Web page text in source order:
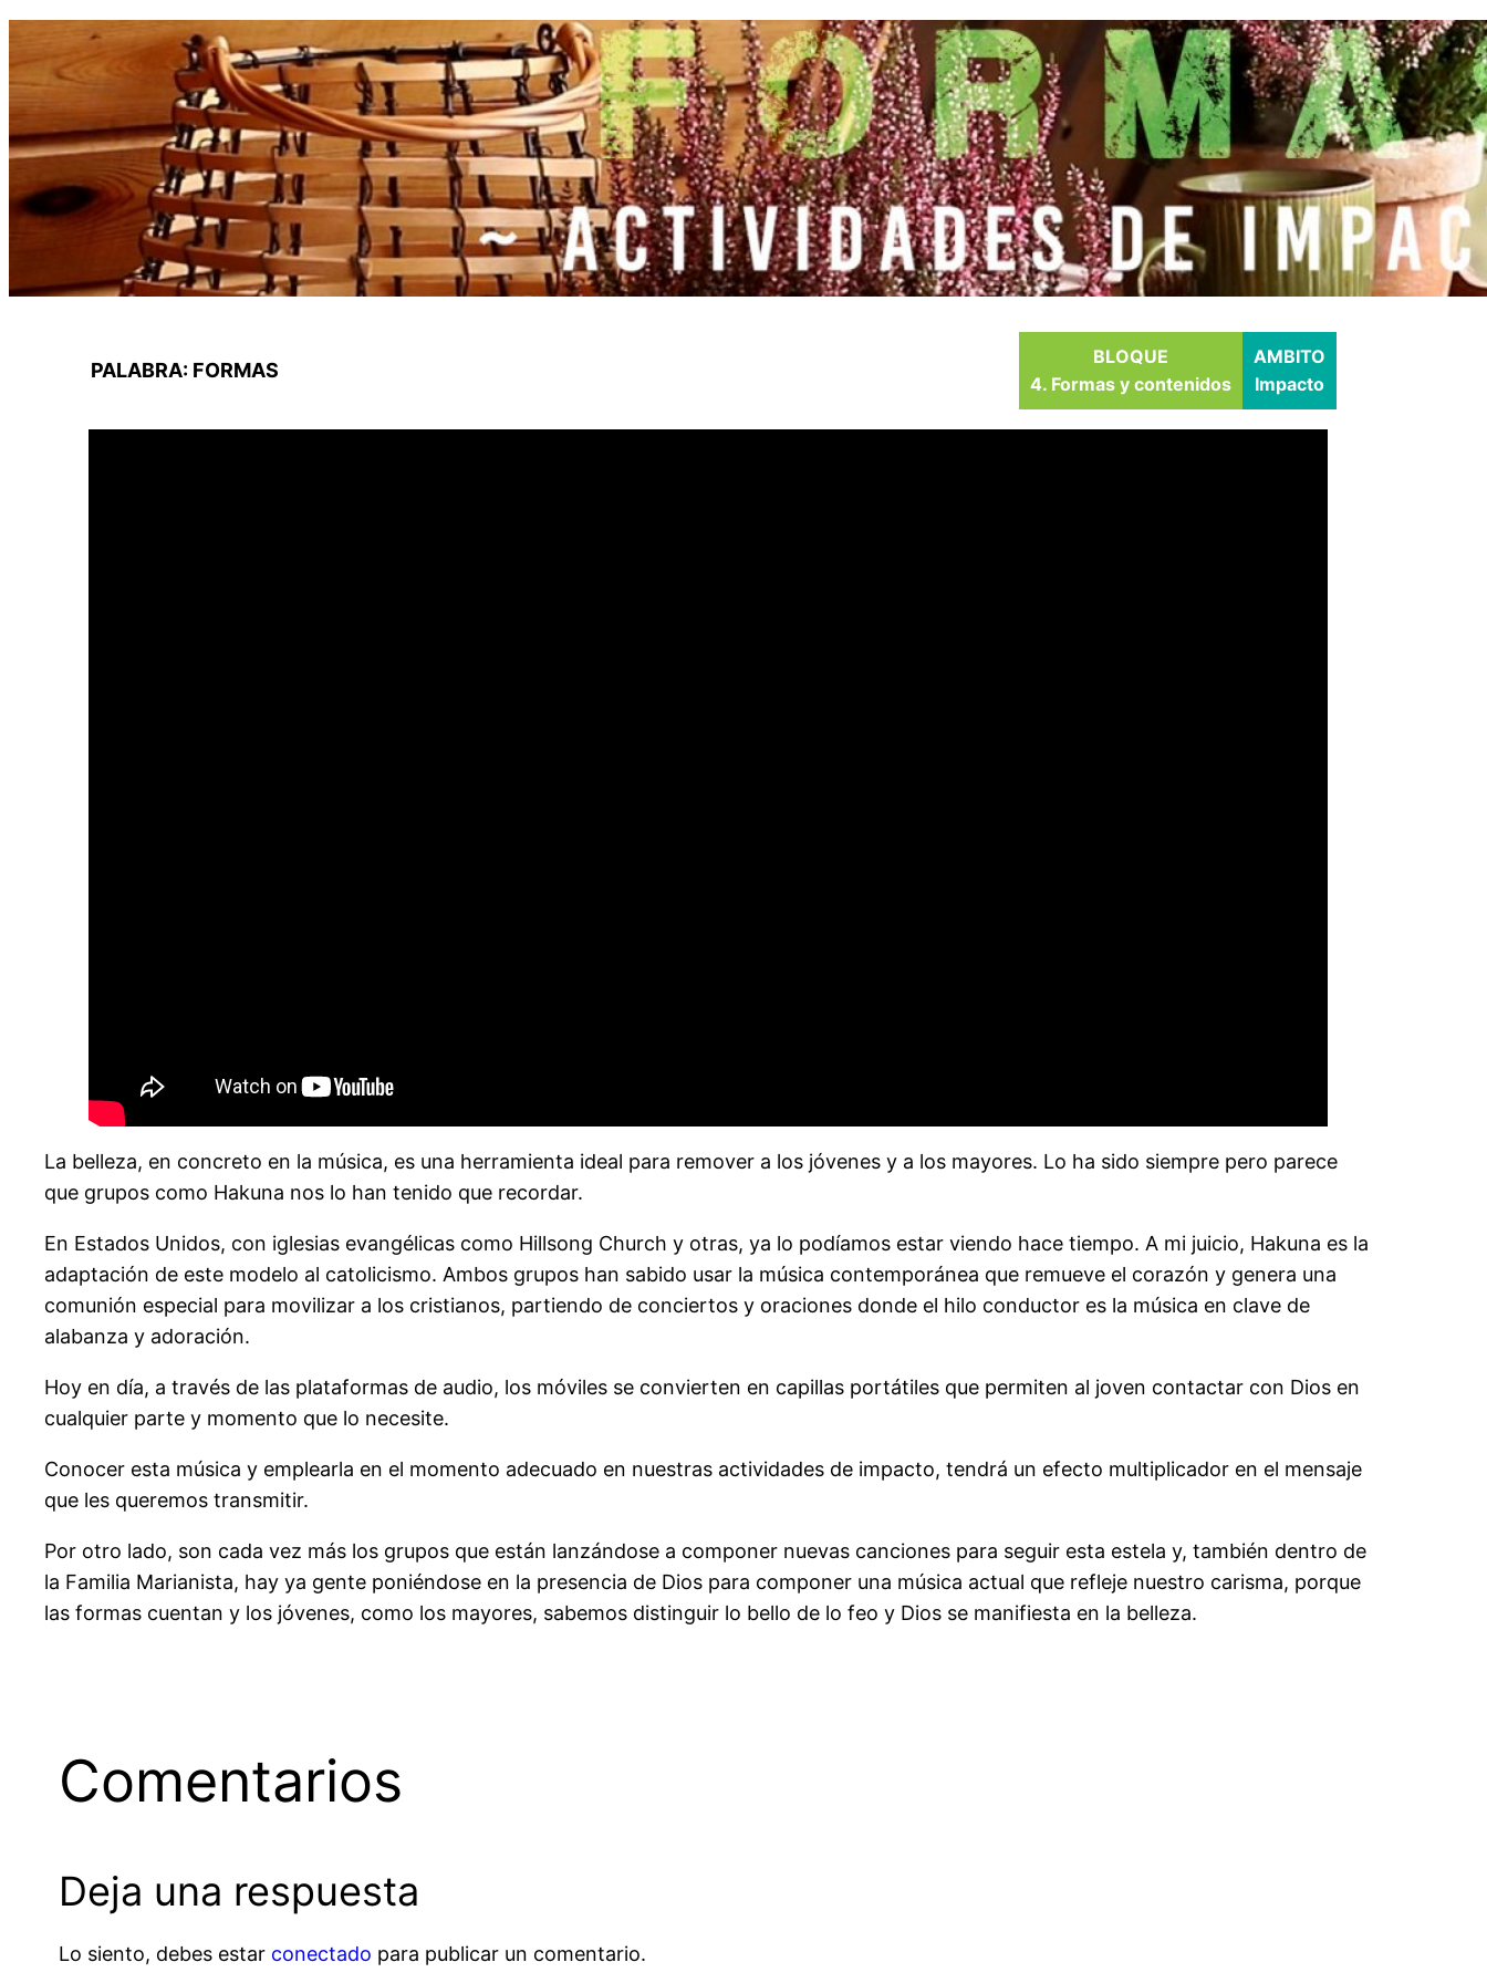
Saltar
al
contenido
PALABRA: FORMAS
BLOQUE
4. Formas y contenidos
AMBITO
Impacto
La belleza, en concreto en la música, es una herramienta ideal para remover a los jóvenes y a los mayores. Lo ha sido siempre pero parece
que grupos como Hakuna nos lo han tenido que recordar.
En Estados Unidos, con iglesias evangélicas como Hillsong Church y otras, ya lo podíamos estar viendo hace tiempo. A mi juicio, Hakuna es la
adaptación de este modelo al catolicismo. Ambos grupos han sabido usar la música contemporánea que remueve el corazón y genera una
comunión especial para movilizar a los cristianos, partiendo de conciertos y oraciones donde el hilo conductor es la música en clave de
alabanza y adoración.
Hoy en día, a través de las plataformas de audio, los móviles se convierten en capillas portátiles que permiten al joven contactar con Dios en
cualquier parte y momento que lo necesite.
Conocer esta música y emplearla en el momento adecuado en nuestras actividades de impacto, tendrá un efecto multiplicador en el mensaje
que les queremos transmitir.
Por otro lado, son cada vez más los grupos que están lanzándose a componer nuevas canciones para seguir esta estela y, también dentro de
la Familia Marianista, hay ya gente poniéndose en la presencia de Dios para componer una música actual que refleje nuestro carisma, porque
las formas cuentan y los jóvenes, como los mayores, sabemos distinguir lo bello de lo feo y Dios se manifiesta en la belleza.
Comentarios
Deja una respuesta
Lo siento, debes estar conectado para publicar un comentario.